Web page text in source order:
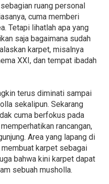
ruang personal
cuma memberi
Tetapi lihatlah apa yang
saja bagaimana sudah
karpet, misalnya
XXI, dan tempat ibadah
terus diminati sampai
sekalipun. Sekarang
cuma berfokus pada
rancangan,
Area yang lapang di
karpet sebagai
bahwa kini karpet dapat
sebuah musholla.